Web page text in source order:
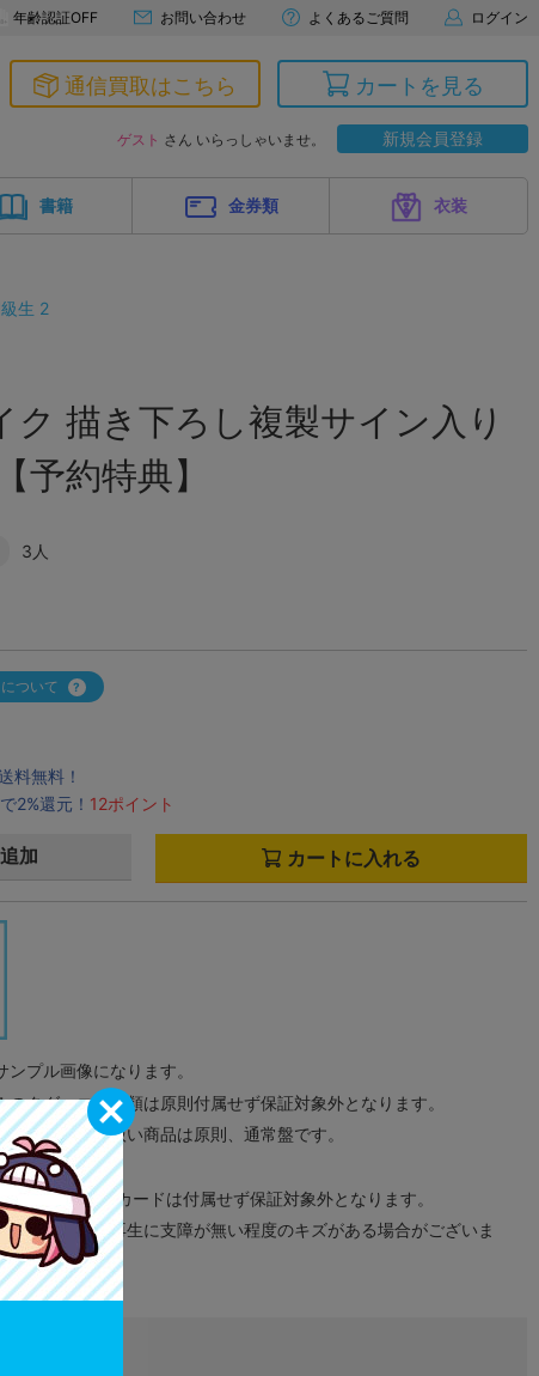
年齢認証OFF お問い合わせ よくあるご質問 ログイン
通信買取はこちら カートを見る
ゲスト さん いらっしゃいませ。 新規会員登録
書籍 金券類 衣装
生 2
ク 描き下ろし複製サイン入り
予約特典】
3人
ついて
料無料！
2%還元！ 12ポイント
カートに入れる
加
プル画像になります。
タグ、コード類は原則付属せず保証対象外となります。
い限り取り扱い商品は原則、通常盤です。
外となります。
どのメモリーカードは付属せず保証対象外となります。
関しまして再生に支障が無い程度のキズがある場合がございま